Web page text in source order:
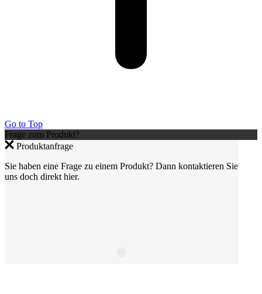
Go to Top
Frage zum Produkt?
Produktanfrage
Sie haben eine Frage zu einem Produkt? Dann kontaktieren Sie
uns doch direkt hier.